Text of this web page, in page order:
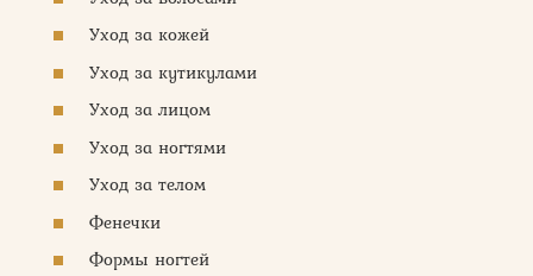
Уход за кожей
Уход за кутикулами
Уход за лицом
Уход за ногтями
Уход за телом
Фенечки
Формы ногтей